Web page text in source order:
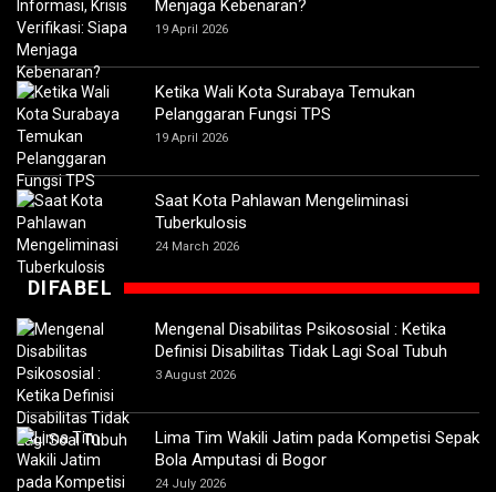
Menjaga Kebenaran?
19 April 2026
Ketika Wali Kota Surabaya Temukan
Pelanggaran Fungsi TPS
19 April 2026
Saat Kota Pahlawan Mengeliminasi
Tuberkulosis
24 March 2026
DIFABEL
Mengenal Disabilitas Psikososial : Ketika
Definisi Disabilitas Tidak Lagi Soal Tubuh
3 August 2026
Lima Tim Wakili Jatim pada Kompetisi Sepak
Bola Amputasi di Bogor
24 July 2026